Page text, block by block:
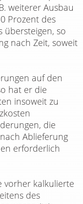
weiterer Ausbau
Prozent des
übersteigen, so
nach Zeit, soweit
auf den
hat er die
insoweit zu
die
Ablieferung
erforderlich
vorher kalkulierte
des